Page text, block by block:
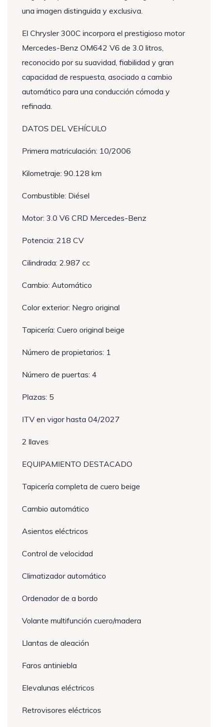
una imagen distinguida y exclusiva.
El Chrysler 300C incorpora el prestigioso motor
Mercedes-Benz OM642 V6 de 3.0 litros,
reconocido por su suavidad, fiabilidad y gran
capacidad de respuesta, asociado a cambio
automático para una conducción cómoda y
refinada.
DATOS DEL VEHÍCULO
Primera matriculación: 10/2006
Kilometraje: 90.128 km
Combustible: Diésel
Motor: 3.0 V6 CRD Mercedes-Benz
Potencia: 218 CV
Cilindrada: 2.987 cc
Cambio: Automático
Color exterior: Negro original
Tapicería: Cuero original beige
Número de propietarios: 1
Número de puertas: 4
Plazas: 5
ITV en vigor hasta 04/2027
2 llaves
EQUIPAMIENTO DESTACADO
Tapicería completa de cuero beige
Cambio automático
Asientos eléctricos
Control de velocidad
Climatizador automático
Ordenador de a bordo
Volante multifunción cuero/madera
Llantas de aleación
Faros antiniebla
Elevalunas eléctricos
Retrovisores eléctricos